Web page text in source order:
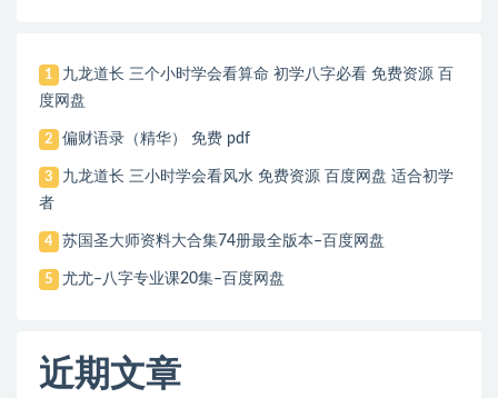
1
九龙道长 三个小时学会看算命 初学八字必看 免费资源 百
度网盘
2 偏财语录（精华） 免费 pdf
3
九龙道长 三小时学会看风水 免费资源 百度网盘 适合初学
者
4 苏国圣大师资料大合集74册最全版本–百度网盘
5 尤尤–八字专业课20集–百度网盘
近期文章